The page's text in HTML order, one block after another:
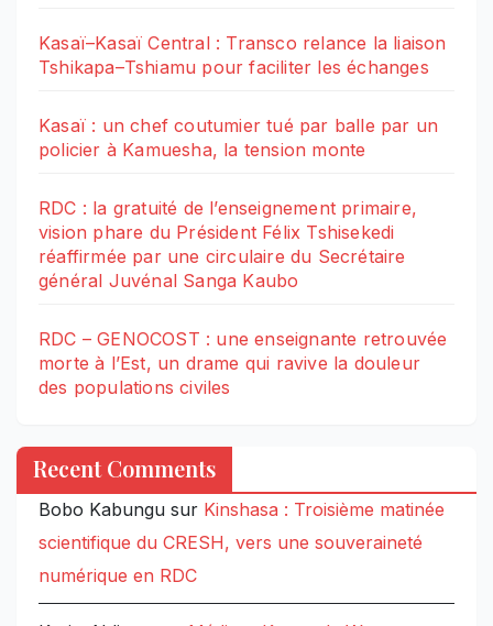
Kasaï–Kasaï Central : Transco relance la liaison
Tshikapa–Tshiamu pour faciliter les échanges
Kasaï : un chef coutumier tué par balle par un
policier à Kamuesha, la tension monte
RDC : la gratuité de l’enseignement primaire,
vision phare du Président Félix Tshisekedi
réaffirmée par une circulaire du Secrétaire
général Juvénal Sanga Kaubo
RDC – GENOCOST : une enseignante retrouvée
morte à l’Est, un drame qui ravive la douleur
des populations civiles
Recent Comments
Bobo Kabungu sur Kinshasa : Troisième matinée
scientifique du CRESH, vers une souveraineté
numérique en RDC